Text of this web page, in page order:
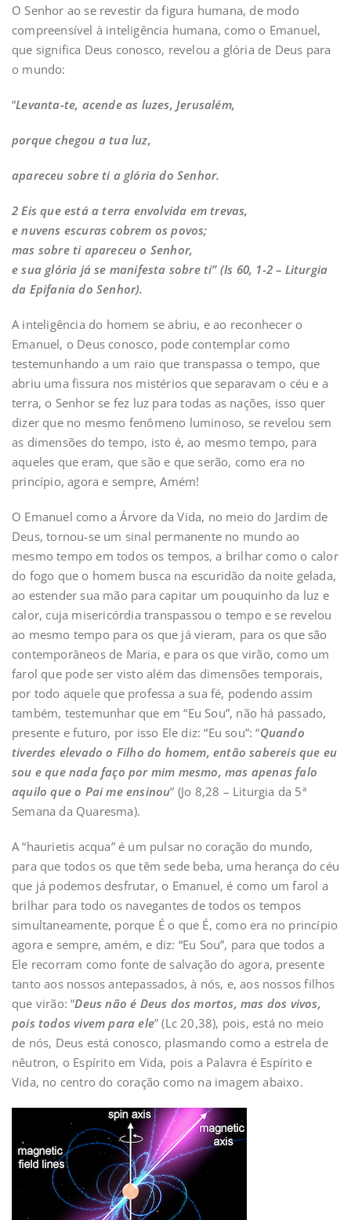
O Senhor ao se revestir da figura humana, de modo
compreensível à inteligência humana, como o Emanuel,
que significa Deus conosco, revelou a glória de Deus para
o mundo:
“Levanta-te, acende as luzes, Jerusalém,
porque chegou a tua luz,
apareceu sobre ti a glória do Senhor.
2 Eis que está a terra envolvida em trevas,
e nuvens escuras cobrem os povos;
mas sobre ti apareceu o Senhor,
e sua glória já se manifesta sobre ti” (Is 60, 1-2 – Liturgia
da Epifania do Senhor).
A inteligência do homem se abriu, e ao reconhecer o
Emanuel, o Deus conosco, pode contemplar como
testemunhando a um raio que transpassa o tempo, que
abriu uma fissura nos mistérios que separavam o céu e a
terra, o Senhor se fez luz para todas as nações, isso quer
dizer que no mesmo fenômeno luminoso, se revelou sem
as dimensões do tempo, isto é, ao mesmo tempo, para
aqueles que eram, que são e que serão, como era no
princípio, agora e sempre, Amém!
O Emanuel como a Árvore da Vida, no meio do Jardim de
Deus, tornou-se um sinal permanente no mundo ao
mesmo tempo em todos os tempos, a brilhar como o calor
do fogo que o homem busca na escuridão da noite gelada,
ao estender sua mão para capitar um pouquinho da luz e
calor, cuja misericórdia transpassou o tempo e se revelou
ao mesmo tempo para os que já vieram, para os que são
contemporâneos de Maria, e para os que virão, como um
farol que pode ser visto além das dimensões temporais,
por todo aquele que professa a sua fé, podendo assim
também, testemunhar que em “Eu Sou”, não há passado,
presente e futuro, por isso Ele diz: “Eu sou”: “Quando
tiverdes elevado o Filho do homem, então sabereis que eu
sou e que nada faço por mim mesmo, mas apenas falo
aquilo que o Pai me ensinou” (Jo 8,28 – Liturgia da 5ª
Semana da Quaresma).
A “haurietis acqua” é um pulsar no coração do mundo,
para que todos os que têm sede beba, uma herança do céu
que já podemos desfrutar, o Emanuel, é como um farol a
brilhar para todo os navegantes de todos os tempos
simultaneamente, porque É o que É, como era no princípio
agora e sempre, amém, e diz: “Eu Sou”, para que todos a
Ele recorram como fonte de salvação do agora, presente
tanto aos nossos antepassados, à nós, e, aos nossos filhos
que virão: “Deus não é Deus dos mortos, mas dos vivos,
pois todos vivem para ele” (Lc 20,38), pois, está no meio
de nós, Deus está conosco, plasmando como a estrela de
nêutron, o Espírito em Vida, pois a Palavra é Espírito e
Vida, no centro do coração como na imagem abaixo.